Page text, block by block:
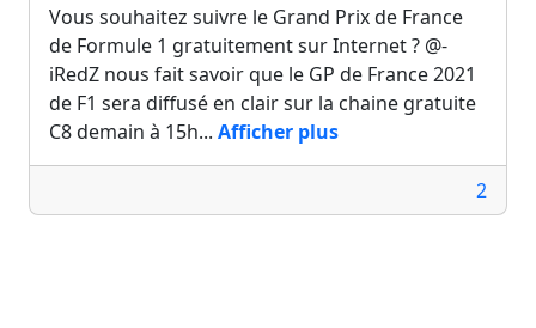
Vous souhaitez suivre le Grand Prix de France
de Formule 1 gratuitement sur Internet ? @-
iRedZ nous fait savoir que le GP de France 2021
de F1 sera diffusé en clair sur la chaine gratuite
C8 demain à 15h... Afficher plus
2